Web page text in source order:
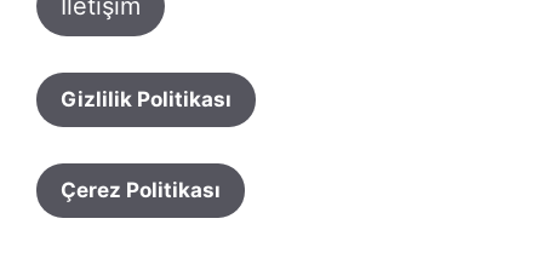
İletişim
Gizlilik Politikası
Çerez Politikası